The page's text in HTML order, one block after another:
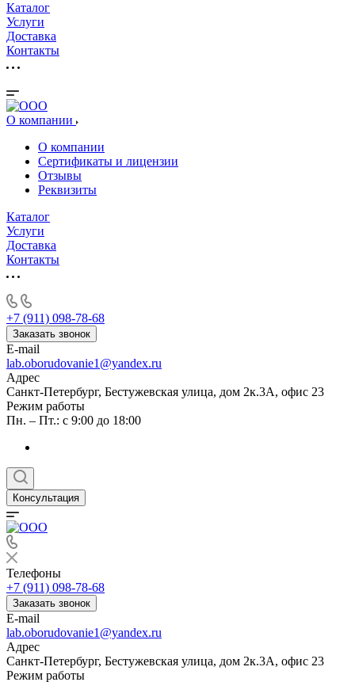
Каталог
Услуги
Доставка
Контакты
О компании
О компании
Сертификаты и лицензии
Отзывы
Реквизиты
Каталог
Услуги
Доставка
Контакты
+7 (911) 098-78-68
Заказать звонок
E-mail
lab.oborudovanie1@yandex.ru
Адрес
Санкт-Петербург, Бестужевская улица, дом 2к.3А, офис 23
Режим работы
Пн. – Пт.: с 9:00 до 18:00
Консультация
Телефоны
+7 (911) 098-78-68
Заказать звонок
E-mail
lab.oborudovanie1@yandex.ru
Адрес
Санкт-Петербург, Бестужевская улица, дом 2к.3А, офис 23
Режим работы